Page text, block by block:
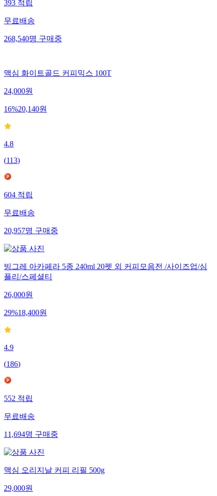
393적립
무료배송
268,540명구매중
맥심 화이트골드 커피믹스 100T
24,000원
16%20,140원
4.8
(113)
604적립
무료배송
20,957명구매중
빙그레 아카페라 5종 240ml 20펫 외 커피모음전 /사이즈업/심
플리/스페셜티
26,000원
29%18,400원
4.9
(186)
552적립
무료배송
11,694명구매중
맥심 오리지날 커피 리필 500g
29,000원